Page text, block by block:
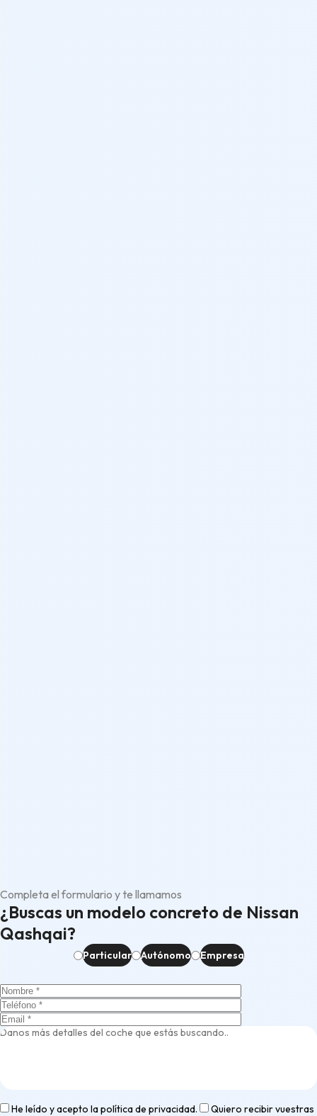
Completa el formulario y te llamamos
¿Buscas un modelo concreto de Nissan
Qashqai?
Particular Autónomo Empresa
He leído y acepto lapolítica de privacidad.
Quiero recibir vuestras